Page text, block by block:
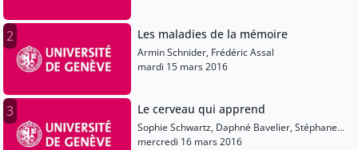
2 Les maladies de la mémoire
Armin Schnider, Frédéric Assal
mardi 15 mars 2016
3 Le cerveau qui apprend
Sophie Schwartz, Daphné Bavelier, Stéphane
Pagès
mercredi 16 mars 2016